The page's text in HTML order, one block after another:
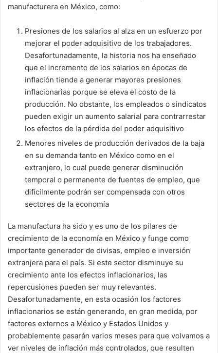
manufacturera en México, como:
Presiones de los salarios al alza en un esfuerzo por
mejorar el poder adquisitivo de los trabajadores.
Desafortunadamente, la historia nos ha enseñado
que el incremento de los salarios en épocas de
inflación tiende a generar mayores presiones
inflacionarias porque se eleva el costo de la
producción. No obstante, los empleados o sindicatos
pueden exigir un aumento salarial para contrarrestar
los efectos de la pérdida del poder adquisitivo
Menores niveles de producción derivados de la baja
en su demanda tanto en México como en el
extranjero, lo cual puede generar disminución
temporal o permanente de fuentes de empleo, que
difícilmente podrán ser compensada con otros
sectores de la economía
La manufactura ha sido y es uno de los pilares de
crecimiento de la economía en México y funge como
importante generador de divisas, empleo e inversión
extranjera para el país. Si este sector disminuye su
crecimiento ante los efectos inflacionarios, las
repercusiones pueden ser muy relevantes.
Desafortunadamente, en esta ocasión los factores
inflacionarios se están generando, en gran medida, por
factores externos a México y Estados Unidos y
probablemente pasarán varios meses para que volvamos a
ver niveles de inflación más controlados, que resulten